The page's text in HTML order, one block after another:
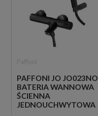
PAFFONI JO JO023NO
BATERIA WANNOWA
ŚCIENNA
JEDNOUCHWYTOWA